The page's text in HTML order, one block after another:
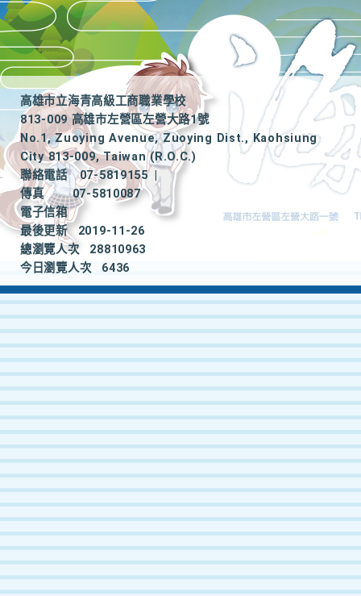
高雄市立海青高級工商職業學校
813-009 高雄市左營區左營大路1號
No.1, Zuoying Avenue, Zuoying Dist., Kaohsiung
City 813-009, Taiwan (R.O.C.)
聯絡電話
07-5819155
|
傳真
07-5810087
電子信箱
最後更新
2019-11-26
總瀏覽人次
28810963
今日瀏覽人次
6436